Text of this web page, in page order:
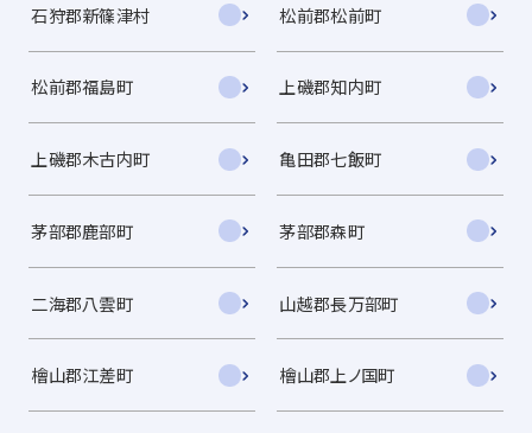
石狩郡新篠津村 松前郡松前町
松前郡福島町 上磯郡知内町
上磯郡木古内町 亀田郡七飯町
茅部郡鹿部町 茅部郡森町
二海郡八雲町 山越郡長万部町
檜山郡江差町 檜山郡上ノ国町